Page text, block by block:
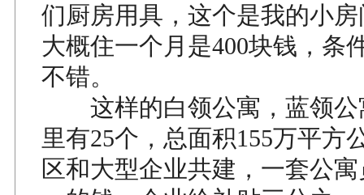
们厨房用具，这个是我的小
大概住一个月是400块钱，条
不错。
这样的白领公寓，蓝领公
里有25个，总面积155万平方
区和大型企业共建，一套公